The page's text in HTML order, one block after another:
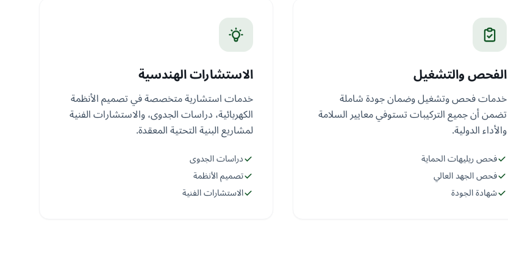
الفحص والتشغيل
خدمات فحص وتشغيل وضمان جودة شاملة
تضمن أن جميع التركيبات تستوفي معايير السلامة
والأداء الدولية.
فحص ريليهات الحماية
فحص الجهد العالي
شهادة الجودة
الاستشارات الهندسية
خدمات استشارية متخصصة في تصميم الأنظمة
الكهربائية، دراسات الجدوى، والاستشارات الفنية
لمشاريع البنية التحتية المعقدة.
دراسات الجدوى
تصميم الأنظمة
الاستشارات الفنية